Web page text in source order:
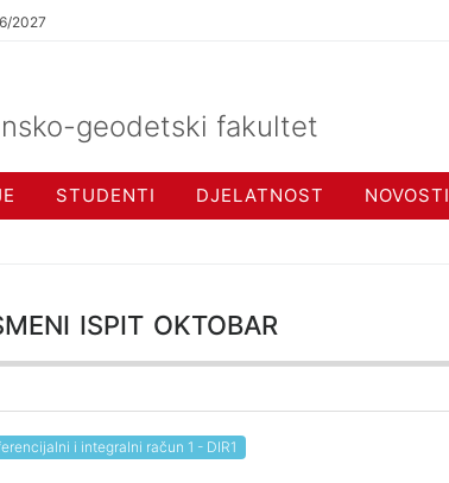
2027
geodetski fakultet
STUDENTI DJELATNOST NOVOSTI
ispit oktobar
i integralni račun 1 - DIR1